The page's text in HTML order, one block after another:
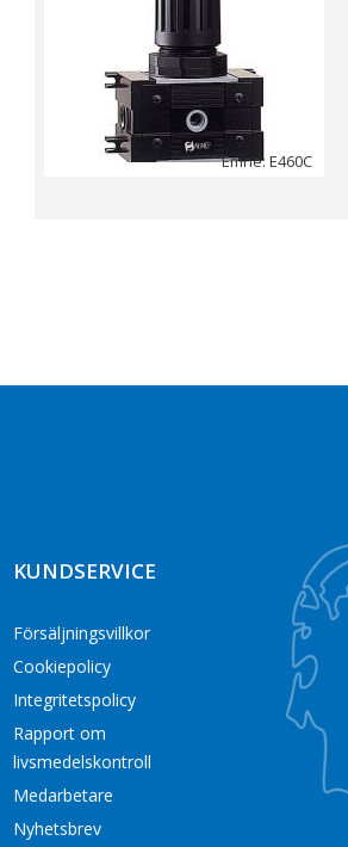
Emne: E460C
KUNDSERVICE
Försäljningsvillkor
Cookiepolicy
Integritetspolicy
Rapport om
livsmedelskontroll
Medarbetare
Nyhetsbrev